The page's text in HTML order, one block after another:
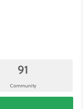
91
Community